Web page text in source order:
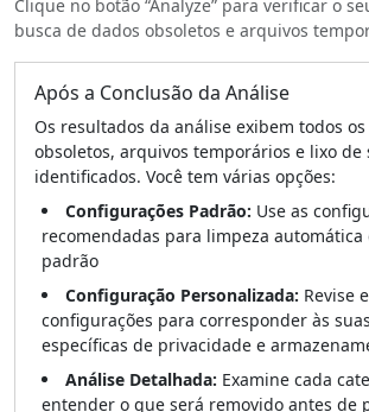
Clique no botão “Analyze” para verificar o
busca de dados obsoletos e arquivos
Após a Conclusão da Análise
Os resultados da análise exibem todos
obsoletos, arquivos temporários e lixo de
identificados. Você tem várias opções:
Configurações Padrão: Use as
recomendadas para limpeza automática
padrão
Configuração Personalizada: Revise
configurações para corresponder às
específicas de privacidade e
Análise Detalhada: Examine cada
entender o que será removido antes de